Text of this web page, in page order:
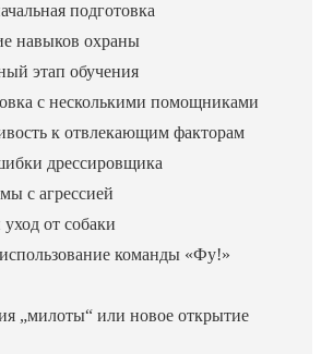
подготовка
навыков охраны
этап обучения
с несколькими помощниками
к отвлекающим факторам
дрессировщика
с агрессией
от собаки
команды «Фу!»
„милоты“ или новое открытие